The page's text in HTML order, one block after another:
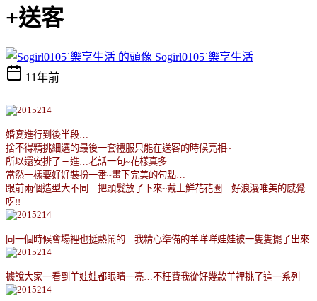
+送客
Sogirl0105˙樂享生活
11年前
婚宴進行到後半段
捨不得精挑細選的最後一套禮服只能在送客的時候亮相~
所以還安排了三進
老話一句~花樣真多
當然一樣要好好裝扮一番~畫下完美的句點
跟前兩個造型大不同
把頭髮放了下來~戴上鮮花花圈
好浪漫唯美的感覺
呀!!
同一個時候會場裡也挺熱鬧的 我精心準備的羊咩咩娃娃被一隻隻擺了出來
據說大家一看到羊娃娃都眼睛一亮 不枉費我從好幾款羊裡挑了這一系列